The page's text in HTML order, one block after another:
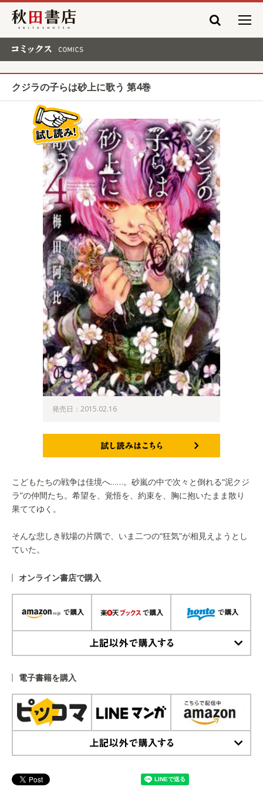
秋田書店
クジラの子らは砂上に歌う 第4巻
発売日：2015.02.16
こどもたちの戦争は佳境へ……。砂嵐の中で次々と倒れる“泥クジ
ラ”の仲間たち。希望を、覚悟を、約束を、胸に抱いたまま散り
果ててゆく。
そんな悲しき戦場の片隅で、いま二つの“狂気”が相見えようとし
ていた。
オンライン書店で購入
電子書籍を購入